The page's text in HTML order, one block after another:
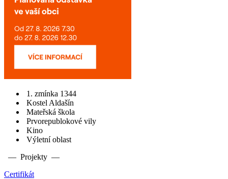
1. zmínka 1344
Kostel Aldašín
Mateřská škola
Prvorepublokové vily
Kino
Výletní oblast
— Projekty —
Certifikát